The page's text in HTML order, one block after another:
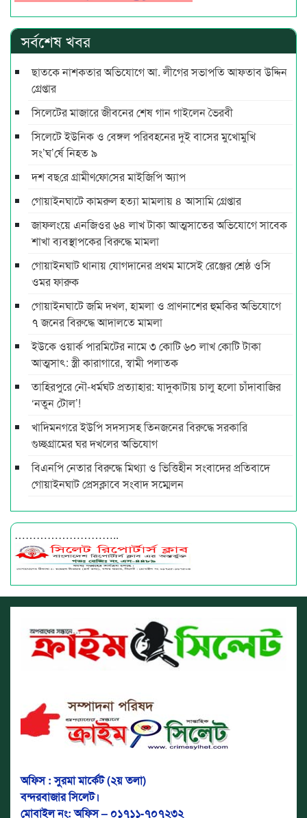
সর্বশেষ খবর
ছাতকে নাশকতার অভিযোগে আ. লীগের সভাপ‌তি আফতাব উদ্দিন
গ্রেপ্তার
সিলেটের মাজারে জীবনের শেষ গান গাইলেন ভৈরবী
সিলেটে ইউনিক ও বেঙ্গল পরিবহনের দুই বাসের মুখোমুখি
সং’ঘ’র্ষে নিহত ৯
দশ বছ‌রে গ্রামীণ‌ফো‌সের মাইজিপি অ্যাপ
গোয়াইনঘাটে কামরুল হত্যা মামলায় ৪ আসামি গ্রেপ্তার
জাফলংয়ে এনজিওর ৬৪ লাখ টাকা আত্মসাতের অভিযোগে সাবেক
শাখা ব্যবস্থাপকের বিরুদ্ধে মামলা
গোয়াইনঘাট থানায় যোগদানের প্রথম মাসেই রেঞ্জের শ্রেষ্ঠ ওসি
ওমর ফারুক
গোয়াইনঘাটে জমি দখল, হামলা ও প্রাণনাশের হুমকির অভিযোগে
৭ জনের বিরুদ্ধে আদালতে মামলা
ইউকে ওয়ার্ক পারমিটের নামে ৩ কোটি ৬০ লাখ কোটি টাকা
আত্মসাৎ: স্ত্রী কারাগারে, স্বামী পলাতক
তাহিরপুরে নৌ-ধর্মঘট প্রত্যাহার: যাদুকাটায় চালু হলো চাঁদাবাজির
‘নতুন টোল’!
খাদিমনগরে ইউপি সদস্যসহ তিনজনের বিরুদ্ধে সরকারি
গুচ্ছগ্রামের ঘর দখলের অভিযোগ
বিএনপি নেতার বিরুদ্ধে মিথ্যা ও ভিত্তিহীন সংবাদের প্রতিবাদে
গোয়াইনঘাট প্রেসক্লাবে সংবাদ সম্মেলন
………………………..
অফিস : সুরমা মার্কেট (২য় তলা)
বন্দরবাজার সিলেট।
মোবাইল নং: অফিস – ০১৭১১-৭০৭২৩২